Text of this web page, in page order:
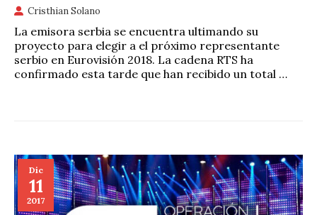
Cristhian Solano
La emisora serbia se encuentra ultimando su
proyecto para elegir a el próximo representante
serbio en Eurovisión 2018. La cadena RTS ha
confirmado esta tarde que han recibido un total …
Dic
11
2017